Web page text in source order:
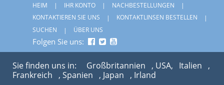
HEIM IHR KONTO
NACHBESTELLUNGEN
KONTAKTIEREN SIE UNS
KONTAKTLINSEN BESTELLEN
SUCHEN
ÜBER UNS
Folgen Sie uns:
Sie finden uns in: Großbritannien , USA, Italien
,
Frankreich
, Spanien , Japan , Irland